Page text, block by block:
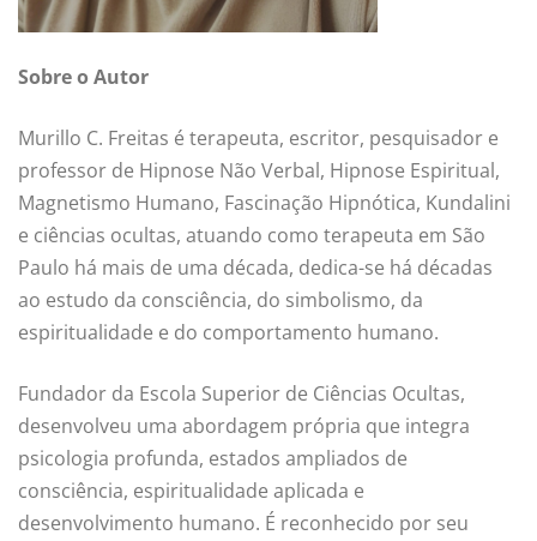
Sobre o Autor
Murillo C. Freitas é terapeuta, escritor, pesquisador e
professor de Hipnose Não Verbal, Hipnose Espiritual,
Magnetismo Humano, Fascinação Hipnótica, Kundalini
e ciências ocultas, atuando como terapeuta em São
Paulo há mais de uma década, dedica-se há décadas
ao estudo da consciência, do simbolismo, da
espiritualidade e do comportamento humano.
Fundador da Escola Superior de Ciências Ocultas,
desenvolveu uma abordagem própria que integra
psicologia profunda, estados ampliados de
consciência, espiritualidade aplicada e
desenvolvimento humano. É reconhecido por seu